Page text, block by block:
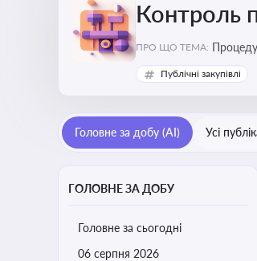
Контроль
ПРО ЩО ТЕМА:
Публічні закупівлі
Головне за добу (AI) Усі
ГОЛОВНЕ ЗА ДОБУ
Головне за сьогодні
06 серпня 2026